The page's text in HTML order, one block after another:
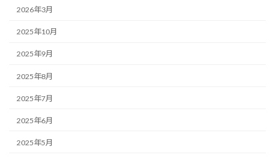
2026年3月
2025年10月
2025年9月
2025年8月
2025年7月
2025年6月
2025年5月